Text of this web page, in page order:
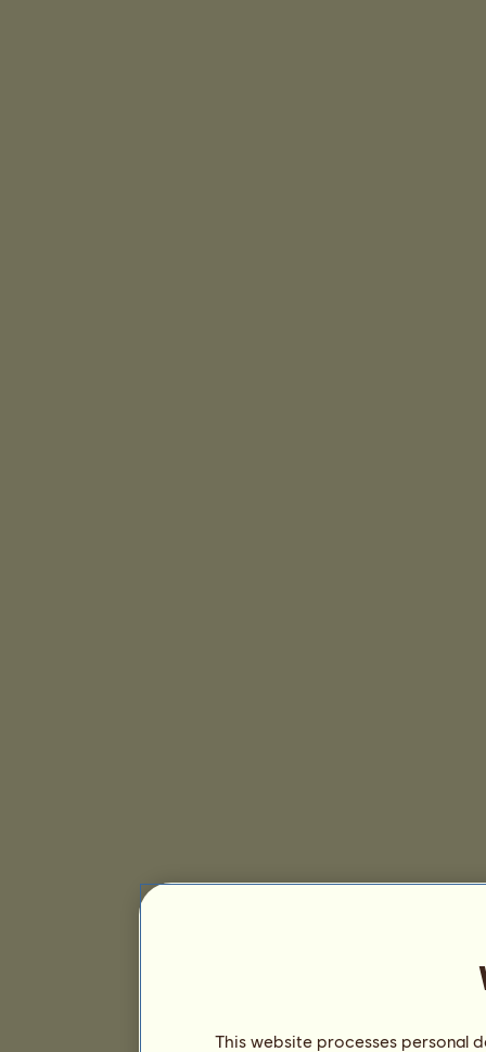
This website processes personal